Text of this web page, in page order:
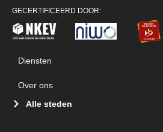
GECERTIFICEERD DOOR:
Diensten
Over ons
Alle steden